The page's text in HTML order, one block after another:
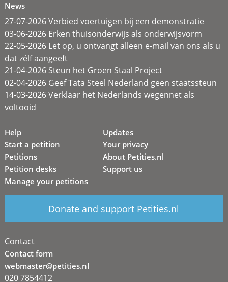
News
27-07-2026 Verbied voertuigen bij een demonstratie
03-06-2026 Erken thuisonderwijs als onderwijsvorm
22-05-2026 Let op, u ontvangt alleen e-mail van ons als u
dat zélf aangeeft
21-04-2026 Steun het Groen Staal Project
02-04-2026 Geef Tata Steel Nederland geen staatssteun
14-03-2026 Verklaar het Nederlands wegennet als
voltooid
Help
Start a petition
Petitions
Petition desks
Manage your petitions
Updates
Your privacy
About Petities.nl
Support us
Donate and support Petities.nl
Contact
Contact form
webmaster@petities.nl
020 7854412